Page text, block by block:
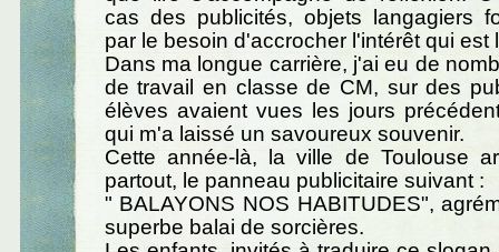
cas des publicités, objets langagiers
par le besoin d'accrocher l'intérêt qui est
Dans ma longue carrière, j'ai eu de
de travail en classe de CM, sur des
élèves avaient vues les jours
qui m'a laissé un savoureux souvenir.
Cette année-là, la ville de Toulouse
partout, le panneau publicitaire suivant :
" BALAYONS NOS HABITUDES",
superbe balai de sorcières.